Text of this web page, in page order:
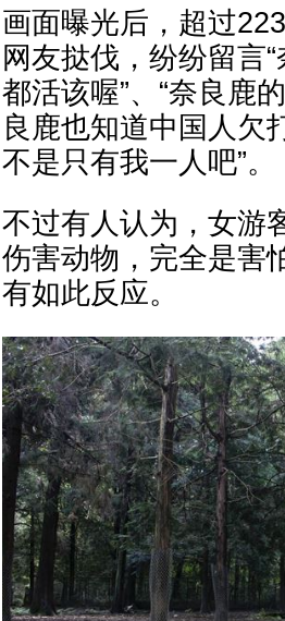
画面曝光后，超过
网友挞伐，纷纷留言
都活该喔”、“奈良鹿
良鹿也知道中国人欠
不是只有我一人吧”。
不过有人认为，女游
伤害动物，完全是害
有如此反应。